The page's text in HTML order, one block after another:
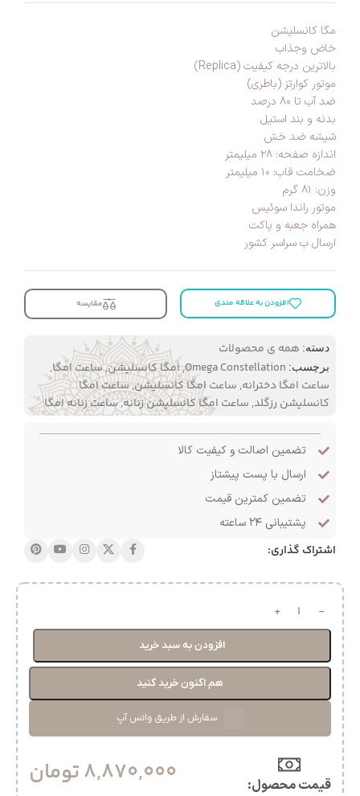
مگا کانسلیشن
خاض وجذاب
بالاترین درجه کیفیت (Replica)
موتور کوارتز (باطری)
ضد آب تا ۸۰ درصد
بدنه و بند استیل
شیشه ضد خش
اندازه صفحه: ۲۸ میلیمتر
ضخامت قاب: ۱۰ میلیمتر
وزن: ۸۱ گرم
موتور راندا سوئیس
همراه جعبه و پاکت
ارسال ب سراسر کشور
افزودن به علاقه مندی مقایسه
دسته: همه ی محصولات
برچسب: Omega Constellation
,امگا کانسلیشن,ساعت امگا,
ساعت امگا دخترانه, ساعت امگا کانسلیشن,ساعت امگا
کانسلیشن رزگلد, ساعت امگا کانسلیشن زنانه,ساعت زنانه امگا
تضمین اصالت و کیفیت کالا
ارسال با پست پیشتاز
تضمین کمترین قیمت
پشتیبانی ۲۴ ساعته
اشتراک گذاری:
افزودن به سبد خرید
هم اکنون خرید کنید
سفارش از طریق واتس آپ
قیمت محصول:​ 8,870,000تومان